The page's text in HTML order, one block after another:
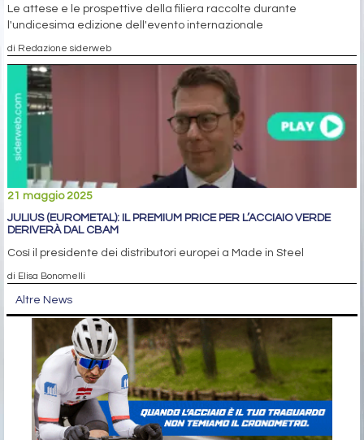
Le attese e le prospettive della filiera raccolte durante
l'undicesima edizione dell'evento internazionale
di Redazione siderweb
21 maggio 2025
JULIUS (EUROMETAL): IL PREMIUM PRICE PER L’ACCIAIO VERDE
DERIVERÀ DAL CBAM
Così il presidente dei distributori europei a Made in Steel
di Elisa Bonomelli
Altre News